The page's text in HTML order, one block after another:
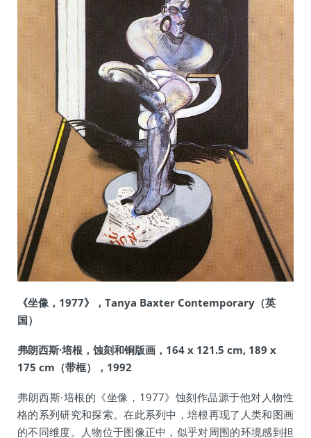
《坐像，1977》，Tanya Baxter Contemporary（英
国）
弗朗西斯·培根，蚀刻和铜版画，164 x 121.5 cm, 189 x
175 cm（带框），1992
弗朗西斯·培根的《坐像，1977》蚀刻作品源于他对人物性
格的系列研究和探索。在此系列中，培根再现了人类和图画
的不同维度。人物位于图像正中，似乎对周围的环境感到担